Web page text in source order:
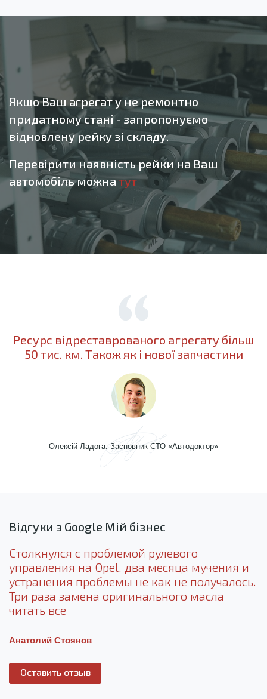
Якщо Ваш агрегат у не ремонтно
придатному стані - запропонуємо
відновлену рейку зі складу.
Перевірити наявність рейки на Ваш
автомобіль можнатут
Ресурс відреставрованого агрегату більш
50 тис. км. Також як і нової запчастини
Олексій Ладога. Засновник СТО «Автодоктор»
Відгуки з Google Мій бізнес
Столкнулся с проблемой рулевого
управления на Opel, два месяца мучения и
устранения проблемы не как не получалось.
Три раза замена оригинального масла
читать все
Анатолий Стоянов
Оставить отзыв